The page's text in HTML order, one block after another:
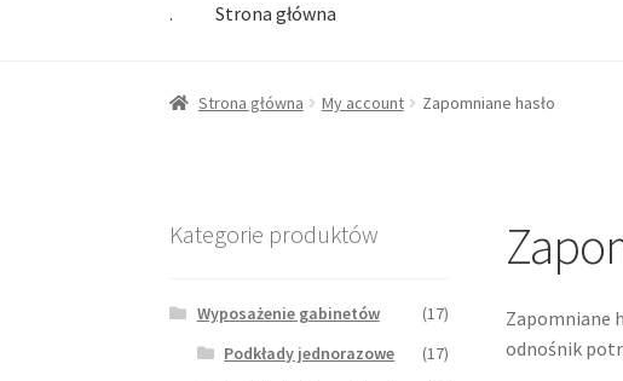
. Strona główna
Strona główna My account Zapomniane hasło
Zapomniane
odnośnik
Kategorie produktów
Wyposażenie gabinetów
(17)
Podkłady jednorazowe
(17)